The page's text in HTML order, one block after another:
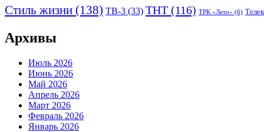
Стиль жизни (138) ТВ-3 (33) ТНТ (116) ТРК «Лето» (6)
Архивы
Июль 2026
Июнь 2026
Май 2026
Апрель 2026
Март 2026
Февраль 2026
Январь 2026